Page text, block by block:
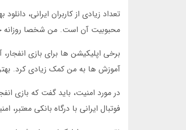
تعداد زیادی از کاربران ایرانی،
محبوبیت آن است. من شخصا روزانه حدود 30 دقیقه به این بازی اختصاص میدهم. البته با مبالغ کم و
برخی اپلیکیشن ها برای بازی
آموزش ها به من کمک زیادی کرد.
در مورد امنیت، باید گفت که بازی
فوتبال ایرانی با درگاه بانکی